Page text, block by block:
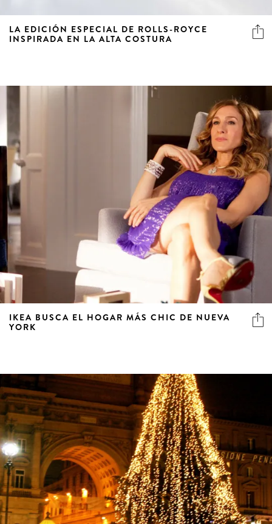
LA EDICIÓN ESPECIAL DE ROLLS-ROYCE
INSPIRADA EN LA ALTA COSTURA
IKEA BUSCA EL HOGAR MÁS CHIC DE NUEVA
YORK